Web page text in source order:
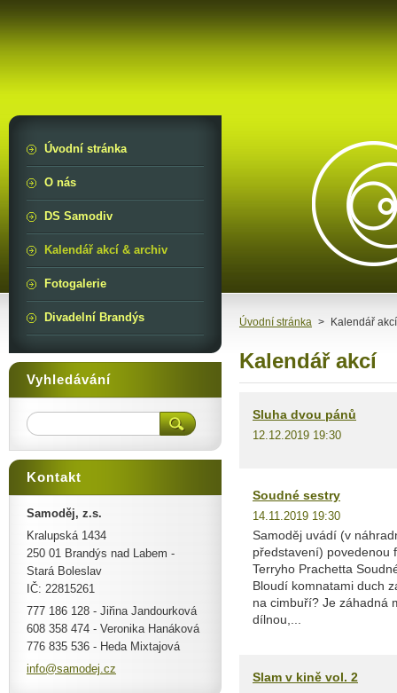
Úvodní stránka > Kalendář
Kalendář akcí
Sluha dvou pánů
12.12.2019 19:30
Soudné sestry
14.11.2019 19:30
Samoděj uvádí (v
představení) povedenou
Terryho Prachetta
Bloudí komnatami duch
na cimbuří? Je záhadná
dílnou,...
Slam v kině vol. 2
Úvodní stránka
O nás
DS Samodiv
Kalendář akcí & archiv
Fotogalerie
Divadelní Brandýs
Vyhledávání
Kontakt
Samoděj, z.s.
Kralupská 1434
250 01 Brandýs nad Labem -
Stará Boleslav
IČ: 22815261
777 186 128 - Jiřina Jandourková
608 358 474 - Veronika Hanáková
776 835 536 - Heda Mixtajová
info@samodej.cz